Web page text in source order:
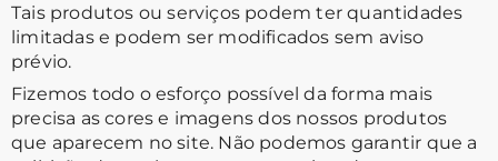
Tais produtos ou serviços podem ter quantidades
limitadas e podem ser modificados sem aviso
prévio.
Fizemos todo o esforço possível da forma mais
precisa as cores e imagens dos nossos produtos
que aparecem no site. Não podemos garantir que a